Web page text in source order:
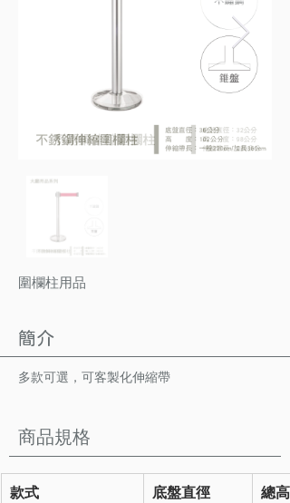
圍欄柱用品
簡介
多款可選，可客製化伸縮帶
商品規格
款式 底盤直徑 總高